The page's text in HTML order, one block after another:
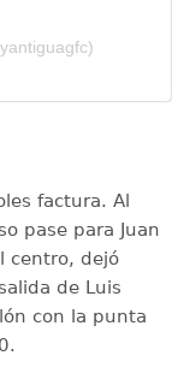
factura. Al
pase para Juan
centro, dejó
de Luis
con la punta